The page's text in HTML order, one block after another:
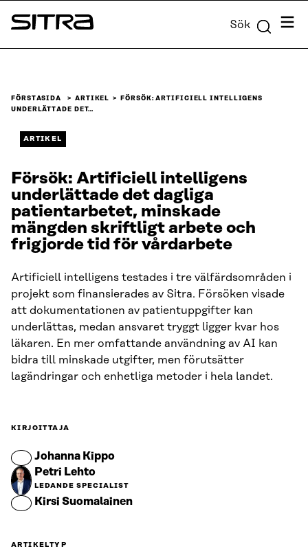
Skip to
content
Sitra Sök Meny
FÖRSTASIDA ARTIKEL
FÖRSÖK: ARTIFICIELL INTELLIGENS
UNDERLÄTTADE DET…
ARTIKEL
Försök: Artificiell intelligens
underlättade det dagliga
patientarbetet, minskade
mängden skriftligt arbete och
frigjorde tid för vårdarbete
Artificiell intelligens testades i tre välfärdsområden i
projekt som finansierades av Sitra. Försöken visade
att dokumentationen av patientuppgifter kan
underlättas, medan ansvaret tryggt ligger kvar hos
läkaren. En mer omfattande användning av AI kan
bidra till minskade utgifter, men förutsätter
lagändringar och enhetliga metoder i hela landet.
KIRJOITTAJA
Johanna Kippo
Petri Lehto
LEDANDE SPECIALIST
Kirsi Suomalainen
ARTIKELTYP